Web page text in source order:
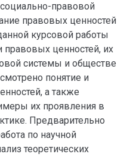
правовой
правовых ценностей
курсовой работы
правовых ценностей, их
системы и обществе
понятие и
а также
их проявления в
Предварительно
по научной
теоретических